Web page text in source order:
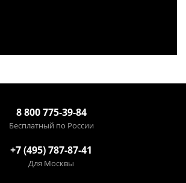
8 800 775-39-84
Бесплатный по России
+7 (495) 787-87-41
Для Москвы